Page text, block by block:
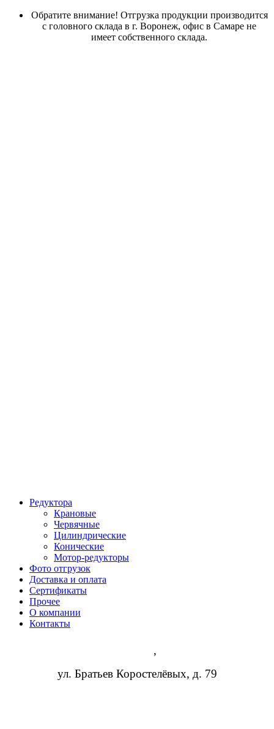
Обратите внимание! Отгрузка продукции производится
с головного склада в г. Воронеж, офис в Самаре не
имеет собственного склада.
Редуктора
Крановые
Червячные
Цилиндрические
Конические
Мотор-редукторы
Фото отгрузок
Доставка и оплата
Сертификаты
Прочее
О компании
Контакты
,
ул. Братьев Коростелёвых, д. 79